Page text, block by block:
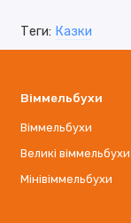
Теги: Казки
Віммельбухи
Віммельбухи
Великі віммельбухи
Мінівіммельбухи